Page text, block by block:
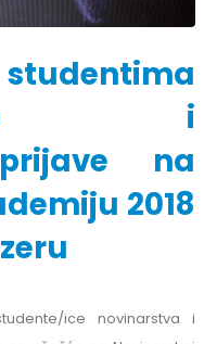
i
na
2018
ice novinarstva i